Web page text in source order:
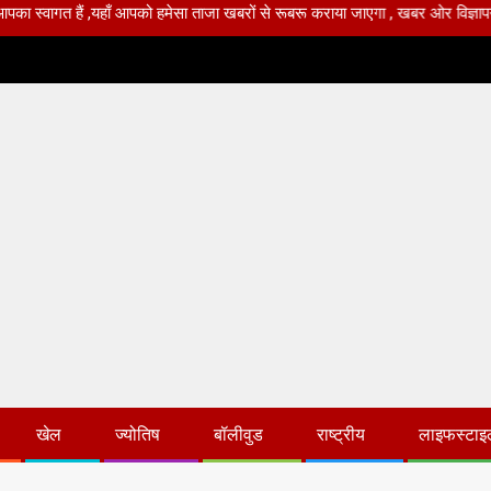
आपको हमेसा ताजा खबरों से रूबरू कराया जाएगा , खबर ओर विज्ञापन के लिए
खेल ज्योतिष बॉलीवुड राष्ट्रीय